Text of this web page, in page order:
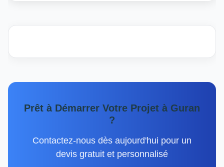
Prêt à Démarrer Votre Projet à Guran
?
Contactez-nous dès aujourd'hui pour un
devis gratuit et personnalisé